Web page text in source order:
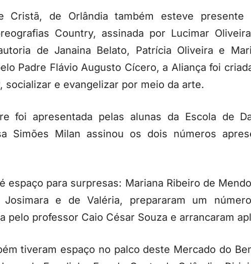
Cristã, de Orlândia também esteve presente
Country, assinada por Lucimar
de Janaina Belato, Patrícia Oliveira e
Padre Flávio Augusto Cícero, a Aliança foi
socializar e evangelizar por meio da arte.
foi apresentada pelas alunas da Escola de
Simões Milan assinou os dois números
espaço para surpresas: Mariana Ribeiro de
e de Valéria, prepararam um
pelo professor Caio César Souza e arrancaram
tiveram espaço no palco deste Mercado do